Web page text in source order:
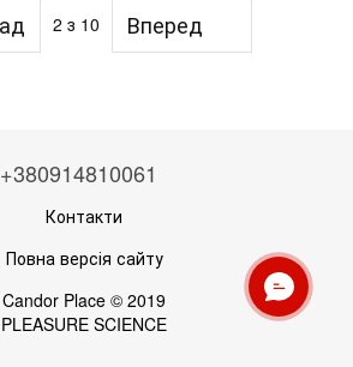
2 з 10 Вперед
+380914810061
Контакти
Повна версія сайту
Candor Place © 2019
PLEASURE SCIENCE